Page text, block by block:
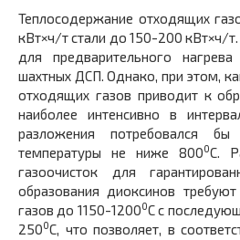
Теплосодержание отходящих
кВт×ч/т стали до 150-200 кВт×ч/
для предварительного
шахтных ДСП. Однако, при этом,
отходящих газов приводит к
наиболее интенсивно в
разложения потребовался
температуры не ниже 8000С.
газоочисток для
образования диоксинов
газов до 1150-12000С с
2500С, что позволяет, в